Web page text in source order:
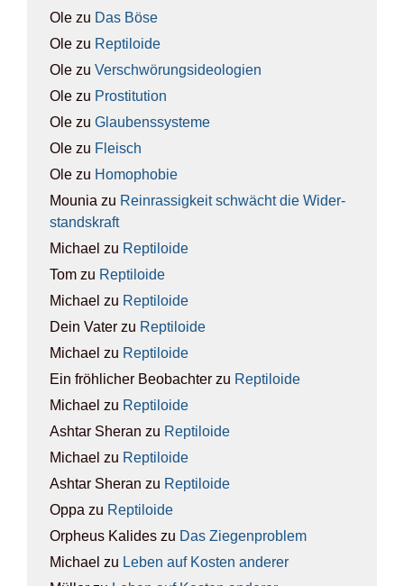
Ole zu Das Böse
Ole zu Rep­ti­lo­ide
Ole zu Ver­schwö­rungs­ideo­lo­gien
Ole zu Pro­sti­tu­ti­on
Ole zu Glau­bens­sys­te­me
Ole zu Fleisch
Ole zu Homo­pho­bie
Mounia zu Rein­ras­sig­keit schwächt die Wider­
stands­kraft
Michael zu Rep­ti­lo­ide
Tom zu Rep­ti­lo­ide
Michael zu Rep­ti­lo­ide
Dein Vater zu Rep­ti­lo­ide
Michael zu Rep­ti­lo­ide
Ein fröhlicher Beobachter zu Rep­ti­lo­ide
Michael zu Rep­ti­lo­ide
Ashtar Sheran zu Rep­ti­lo­ide
Michael zu Rep­ti­lo­ide
Ashtar Sheran zu Rep­ti­lo­ide
Oppa zu Rep­ti­lo­ide
Orpheus Kalides zu Das Zie­gen­pro­blem
Michael zu Leben auf Kos­ten ande­rer